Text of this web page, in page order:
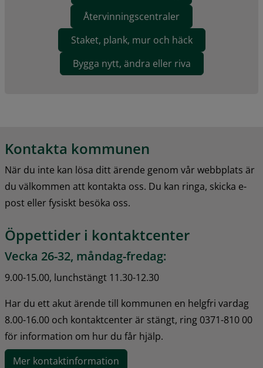
Återvinningscentraler
Staket, plank, mur och häck
Bygga nytt, ändra eller riva
Kontakta kommunen
När du inte kan lösa ditt ärende genom vår webbplats är
du välkommen att kontakta oss. Du kan ringa, skicka e-
post eller fysiskt besöka oss.
Öppettider i kontaktcenter
Vecka 26-32, måndag-fredag:
9.00-15.00, lunchstängt 11.30-12.30
Har du ett akut ärende till kommunen en helgfri vardag
8.00-16.00 och kontaktcenter är stängt, ring 0371-810 00
för information om hur du får hjälp.
Mer kontaktinformation